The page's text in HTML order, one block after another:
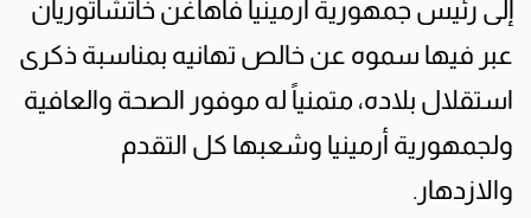
إلى رئيس جمهورية أرمينيا فاهاغن خاتشاتوريان
عبر فيها سموه عن خالص تهانيه بمناسبة ذكرى
استقلال بلاده، متمنياً له موفور الصحة والعافية
ولجمهورية أرمينيا وشعبها كل التقدم
والازدهار.